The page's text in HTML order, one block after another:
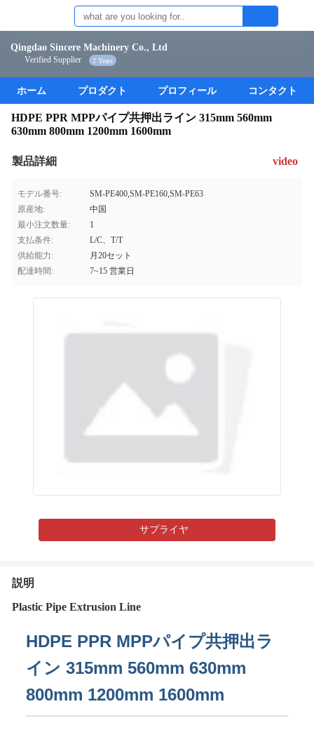
Qingdao Sincere Machinery Co., Ltd
Verified Supplier 2 Years
ホーム プロダクト プロフィール コンタクト
HDPE PPR MPPパイプ共押出ライン 315mm 560mm
630mm 800mm 1200mm 1600mm
製品詳細 video
モデル番号:
SM-PE400,SM-PE160,SM-PE63
原産地:
中国
最小注文数量:
1
支払条件:
L/C、T/T
供給能力:
月20セット
配達時間:
7~15 営業日
サプライヤ
説明
Plastic Pipe Extrusion Line
HDPE PPR MPPパイプ共押出ラ
イン 315mm 560mm 630mm
800mm 1200mm 1600mm